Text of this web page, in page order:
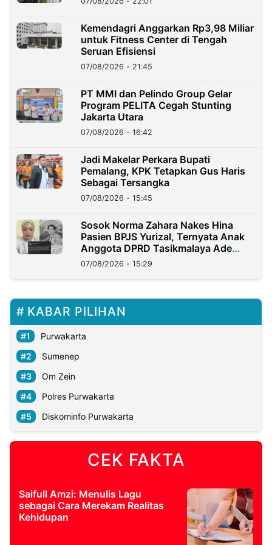
Kemendagri Anggarkan Rp3,98 Miliar
untuk Fitness Center di Tengah
Seruan Efisiensi
07/08/2026 - 21:45
PT MMI dan Pelindo Group Gelar
Program PELITA Cegah Stunting
Jakarta Utara
07/08/2026 - 16:42
Jadi Makelar Perkara Bupati
Pemalang, KPK Tetapkan Gus Haris
Sebagai Tersangka
07/08/2026 - 15:45
Sosok Norma Zahara Nakes Hina
Pasien BPJS Yurizal, Ternyata Anak
Anggota DPRD Tasikmalaya Ade
Lukman
07/08/2026 - 15:29
KABAR PILIHAN
Purwakarta
Sumenep
Om Zein
Polres Purwakarta
Diskominfo Purwakarta
CEK FAKTA
Saifull Amzi: Menulis Lagu
sebagai Cara Merekam Realitas
Kehidupan